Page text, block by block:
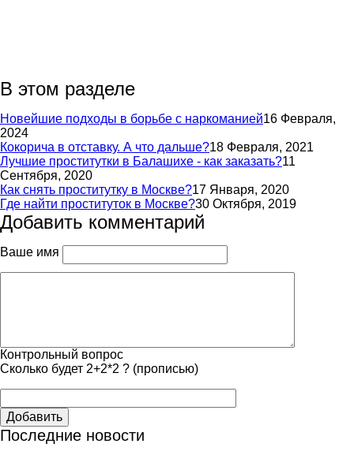
В этом разделе
Новейшие подходы в борьбе с наркоманией16 Февраля,
2024
Кокорича в отставку. А что дальше?18 Февраля, 2021
Лучшие проститутки в Балашихе - как заказать?11
Сентября, 2020
Как снять проститутку в Москве?17 Января, 2020
Где найти проституток в Москве?30 Октября, 2019
Добавить комментарий
Ваше имя
Контрольный вопрос
Сколько будет 2+2*2 ? (прописью)
Добавить
Последние новости